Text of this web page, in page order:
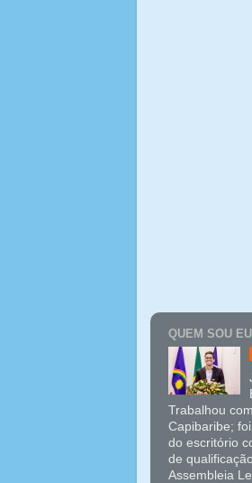
QUEM SOU EU
Trabalhou
Capibaribe;
do escritório
de
Assembleia